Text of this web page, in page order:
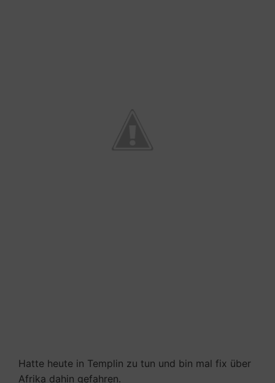
Hatte heute in Templin zu tun und bin mal fix über
Afrika dahin gefahren.